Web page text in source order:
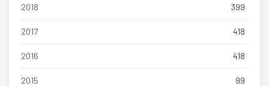
2018 399
2017 418
2016 418
2015 99